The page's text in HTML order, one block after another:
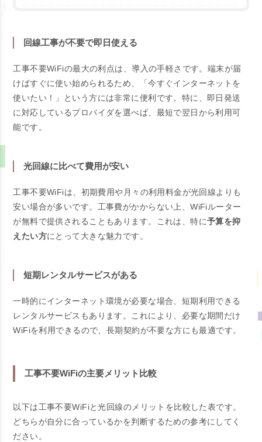
回線工事が不要で即日使える
工事不要WiFiの最大の利点は、導入の手軽さです。端末が届
けばすぐに使い始められるため、「今すぐインターネットを
使いたい！」という方には非常に便利です。特に、即日発送
に対応しているプロバイダを選べば、最短で翌日から利用可
能です。
光回線に比べて費用が安い
工事不要WiFiは、初期費用や月々の利用料金が光回線よりも
安い場合が多いです。工事費がかからない上、WiFiルーター
が無料で提供されることもあります。これは、特に予算を抑
えたい方にとって大きな魅力です。
短期レンタルサービスがある
一時的にインターネット環境が必要な場合、短期利用できる
レンタルサービスもあります。これにより、必要な期間だけ
WiFiを利用できるので、長期契約が不要な方にも最適です。
工事不要WiFiの主要メリット比較
以下は工事不要WiFiと光回線のメリットを比較した表です。
どちらが自分に合っているかを判断するための参考にしてく
ださい。